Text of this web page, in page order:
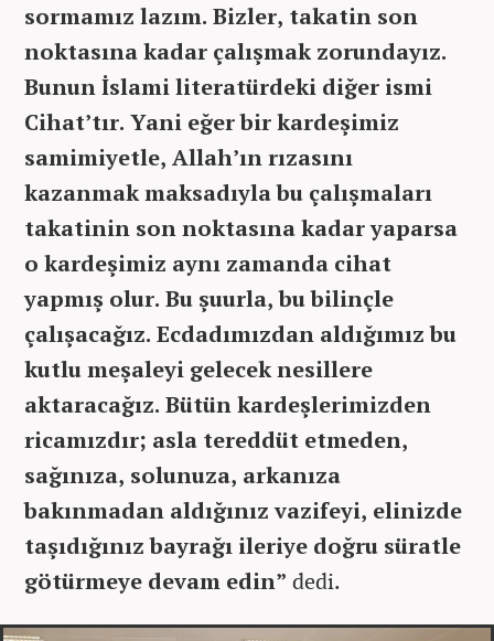
sormamız lazım. Bizler, takatin son
noktasına kadar çalışmak zorundayız.
Bunun İslami literatürdeki diğer ismi
Cihat’tır. Yani eğer bir kardeşimiz
samimiyetle, Allah’ın rızasını
kazanmak maksadıyla bu çalışmaları
takatinin son noktasına kadar yaparsa
o kardeşimiz aynı zamanda cihat
yapmış olur. Bu şuurla, bu bilinçle
çalışacağız. Ecdadımızdan aldığımız bu
kutlu meşaleyi gelecek nesillere
aktaracağız. Bütün kardeşlerimizden
ricamızdır; asla tereddüt etmeden,
sağınıza, solunuza, arkanıza
bakınmadan aldığınız vazifeyi, elinizde
taşıdığınız bayrağı ileriye doğru süratle
götürmeye devam edin” dedi.